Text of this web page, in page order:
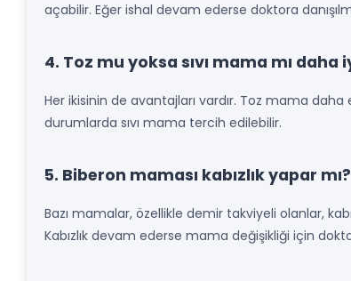
açabilir. Eğer ishal devam ederse doktora
4. Toz mu yoksa sıvı mama mı daha
Her ikisinin de avantajları vardır. Toz mama
durumlarda sıvı mama tercih edilebilir.
5. Biberon maması kabızlık yapar mı?
Bazı mamalar, özellikle demir takviyeli olanlar,
Kabızlık devam ederse mama değişikliği için